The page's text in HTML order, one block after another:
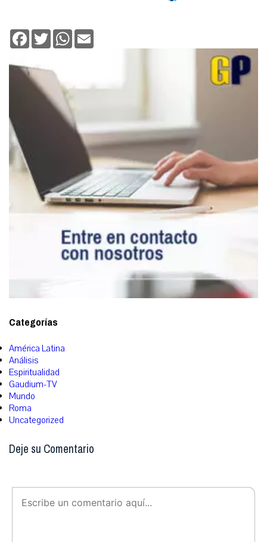
Facebook
TwitterWhatsApp
Categorías
América Latina
Análisis
Espiritualidad
Gaudium-TV
Mundo
Roma
Uncategorized
Deje su Comentario